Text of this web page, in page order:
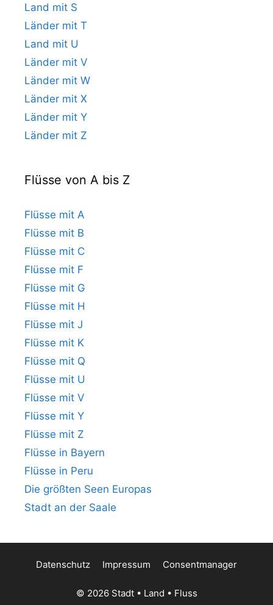
Land mit S
Länder mit T
Land mit U
Länder mit V
Länder mit W
Länder mit X
Länder mit Y
Länder mit Z
Flüsse von A bis Z
Flüsse mit A
Flüsse mit B
Flüsse mit C
Flüsse mit F
Flüsse mit G
Flüsse mit H
Flüsse mit J
Flüsse mit K
Flüsse mit Q
Flüsse mit U
Flüsse mit V
Flüsse mit Y
Flüsse mit Z
Flüsse in Bayern
Flüsse in Peru
Die größten Seen Europas
Stadt an der Saale
Datenschutz Impressum Consentmanager
© 2026 Stadt • Land • Fluss